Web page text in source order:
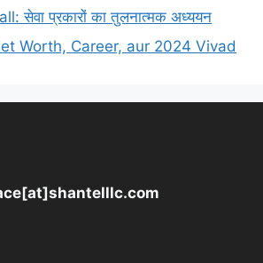
सेवा प्रकारों का तुलनात्मक अध्ययन
Worth, Career, aur 2024 Vivad